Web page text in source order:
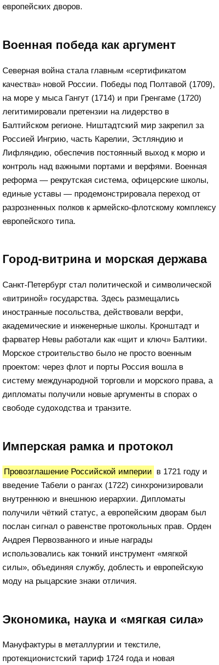
европейских дворов.
Военная победа как аргумент
Северная война стала главным «сертификатом
качества» новой России. Победы под Полтавой (1709),
на море у мыса Гангут (1714) и при Гренгаме (1720)
легитимировали претензии на лидерство в
Балтийском регионе. Ништадтский мир закрепил за
Россией Ингрию, часть Карелии, Эстляндию и
Лифляндию, обеспечив постоянный выход к морю и
контроль над важными портами и верфями. Военная
реформа — рекрутская система, офицерские школы,
единые уставы — продемонстрировала переход от
разрозненных полков к армейско-флотскому комплексу
европейского типа.
Город-витрина и морская держава
Санкт‑Петербург стал политической и символической
«витриной» государства. Здесь размещались
иностранные посольства, действовали верфи,
академические и инженерные школы. Кронштадт и
фарватер Невы работали как «щит и ключ» Балтики.
Морское строительство было не просто военным
проектом: через флот и порты Россия вошла в
систему международной торговли и морского права, а
дипломаты получили новые аргументы в спорах о
свободе судоходства и транзите.
Имперская рамка и протокол
Провозглашение Российской империи в 1721 году и
введение Табели о рангах (1722) синхронизировали
внутреннюю и внешнюю иерархии. Дипломаты
получили чёткий статус, а европейским дворам был
послан сигнал о равенстве протокольных прав. Орден
Андрея Первозванного и иные награды
использовались как тонкий инструмент «мягкой
силы», объединяя службу, доблесть и европейскую
моду на рыцарские знаки отличия.
Экономика, наука и «мягкая сила»
Мануфактуры в металлургии и текстиле,
протекционистский тариф 1724 года и новая